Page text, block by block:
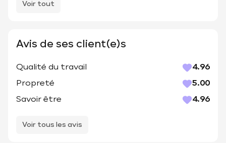
Voir tout
Avis de ses client(e)s
Qualité du travail
4.96
Propreté
5.00
Savoir être
4.96
Voir tous les avis